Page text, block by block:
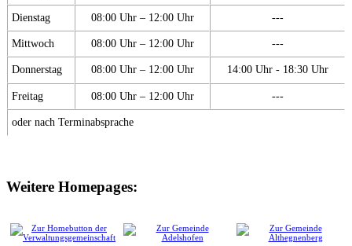
Dienstag 08:00 Uhr – 12:00 Uhr ---
Mittwoch 08:00 Uhr – 12:00 Uhr ---
Donnerstag 08:00 Uhr – 12:00 Uhr 14:00 Uhr - 18:30 Uhr
Freitag 08:00 Uhr – 12:00 Uhr ---
oder nach Terminabsprache
Weitere Homepages: